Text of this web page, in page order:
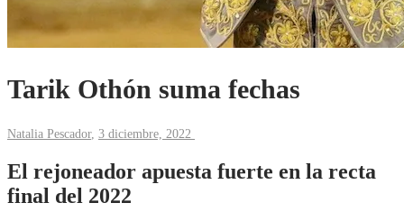
Tarik Othón suma fechas
Natalia Pescador, 3 diciembre, 2022
El rejoneador apuesta fuerte en la recta
final del 2022